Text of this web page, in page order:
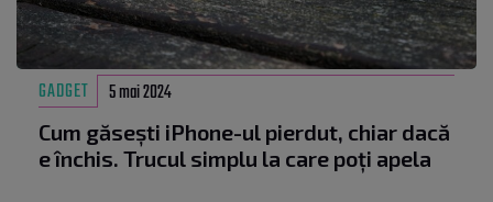
GADGET 5 mai 2024
Cum găsești iPhone-ul pierdut, chiar dacă
e închis. Trucul simplu la care poți apela